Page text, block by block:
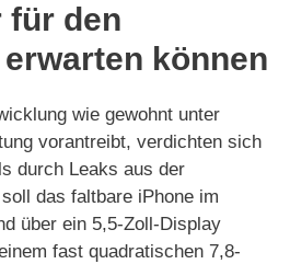
für den
können
wie gewohnt unter
vorantreibt, verdichten sich
durch Leaks aus der
das faltbare iPhone im
über ein 5,5-Zoll-Display
fast quadratischen 7,8-